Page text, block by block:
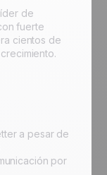
de
fuerte
cientos de
a pesar de
por